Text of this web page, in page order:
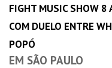
FIGHT MUSIC SHOW 8
COM DUELO ENTRE
POPÓ
EM SÃO PAULO